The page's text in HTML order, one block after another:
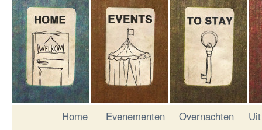
Home Evenementen Overnachten
Uit